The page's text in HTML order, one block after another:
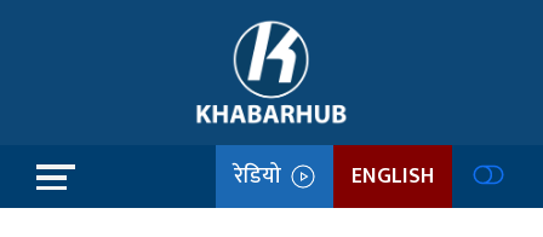
रेडियो ENGLISH